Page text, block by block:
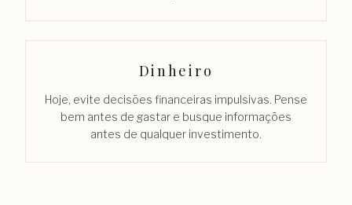
Dinheiro
Hoje, evite decisões financeiras impulsivas. Pense
bem antes de gastar e busque informações
antes de qualquer investimento.